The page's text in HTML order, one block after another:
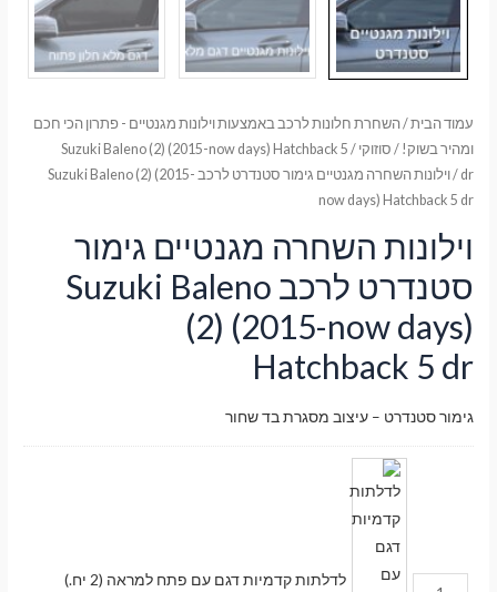
עמוד הבית/השחרת חלונות לרכב באמצעות וילונות מגנטיים - פתרון הכי חכם
ומהיר בשוק! / סוזוקי /
Suzuki Baleno (2) (2015-now days) Hatchback 5
dr
/ וילונות השחרה מגנטיים גימור סטנדרט לרכב Suzuki Baleno (2) (2015-
now days) Hatchback 5 dr
וילונות השחרה מגנטיים גימור
סטנדרט לרכב Suzuki Baleno
(2) (2015-now days)
Hatchback 5 dr
גימור סטנדרט – עיצוב מסגרת בד שחור
לדלתות קדמיות דגם עם פתח למראה (2 יח.)